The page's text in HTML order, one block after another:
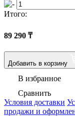
Итого:
89 290 ₸
Добавить в корзину
В избранное
Сравнить
Условия доставки
продажи и